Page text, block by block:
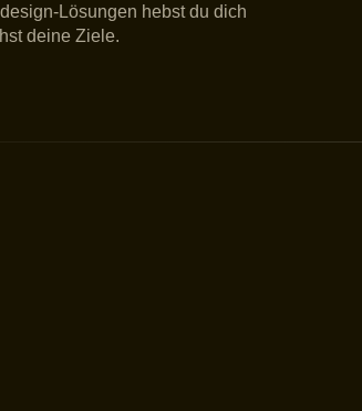
Lösungen hebst du dich
deine Ziele.